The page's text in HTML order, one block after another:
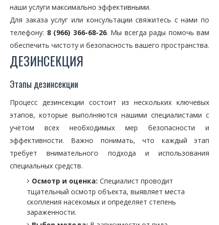
наши услуги максимально эффективными.
Для заказа услуг или консультации свяжитесь с нами по
телефону: 8 (966) 366-68-26. Мы всегда рады помочь вам
обеспечить чистоту и безопасность вашего пространства.
ДЕЗИНСЕКЦИЯ
Этапы дезинсекции
Процесс дезинсекции состоит из нескольких ключевых
этапов, которые выполняются нашими специалистами с
учётом всех необходимых мер безопасности и
эффективности. Важно понимать, что каждый этап
требует внимательного подхода и использования
специальных средств.
Осмотр и оценка: Специалист проводит
тщательный осмотр объекта, выявляет места
скопления насекомых и определяет степень
зараженности.